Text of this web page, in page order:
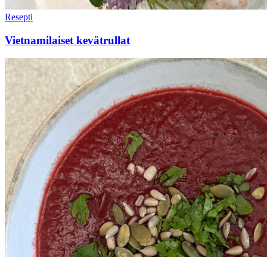
Resepti
Vietnamilaiset kevätrullat